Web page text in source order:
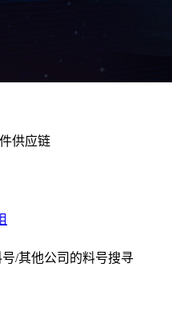
供应链
/其他公司的料号搜寻